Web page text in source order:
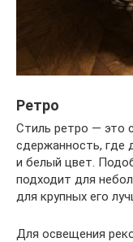
Ретро
Стиль ретро — это
сдержанность, где
и белый цвет.
подходит для
для крупных его
Для освещения